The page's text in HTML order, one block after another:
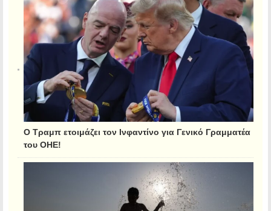
Ο Τραμπ ετοιμάζει τον Ινφαντίνο για Γενικό Γραμματέα
του ΟΗΕ!